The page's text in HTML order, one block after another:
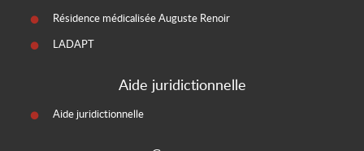
Résidence médicalisée Auguste Renoir
LADAPT
Aide juridictionnelle
Aide juridictionnelle